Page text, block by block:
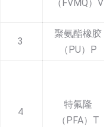
（FVMQ）V
3
聚氨酯橡胶
（PU）P
4
特氟隆
（PFA）T